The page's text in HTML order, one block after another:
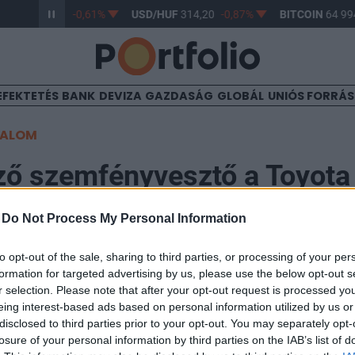
Do Not Process My Personal Information
opt-out of the sale, sharing to third parties, or processing of your
for targeted advertising by us, please use the below opt-out
selection. Please note that after your opt-out request is processed
interest-based ads based on personal information utilized by us
to third parties prior to your opt-out. You may separately
of your personal information by third parties on the IAB’s list of
363,17 -0,61% USD/HUF 314,20 -0,87% BITCOIN64
BANK DEVIZA GAZDASÁG GLOBÁL UNIÓS
szemfényvesztő a
kilométeren át hajtottuk a Corolla tizenegyedik
változatát, a Toyota legújabb népautóját. Ennyi
érzésünk arról, hogy megéri-e a pénzét a népszerű